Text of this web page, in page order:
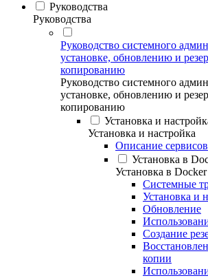
Руководства
Руководства
Руководство системного
установке, обновлению и
копированию
Руководство системного
установке, обновлению и
копированию
Установка и
Установка и настройка
Описание сервисов
Установка в
Установка в
Системные
Установка и
Обновление
Создание
копии